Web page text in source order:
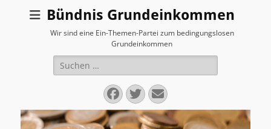
Bündnis Grundeinkommen
Wir sind eine Ein-Themen-Partei zum bedingungslosen
Grundeinkommen
Suchen
nach:
Facebook
Twitter
E-
Mail